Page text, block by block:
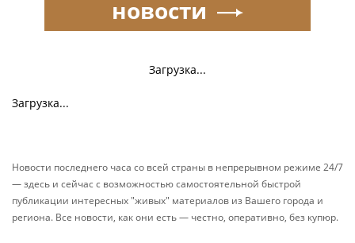
Загрузка...
Загрузка...
новости
Новости последнего часа со всей страны в непрерывном режиме 24/7
— здесь и сейчас с возможностью самостоятельной быстрой
публикации интересных "живых" материалов из Вашего города и
региона. Все новости, как они есть — честно, оперативно, без купюр.